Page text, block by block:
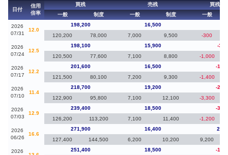
日付
信用
倍率
買残 売残
買残（
一般
制度 一般 制度 一般
2026
07/31
12.0
198,200 16,500
120,200
78,000 7,000 9,500 -300
2026
07/24
12.5
198,100 15,900
-
120,500
77,600 7,100 8,800 -1,000
2026
07/17
12.2
201,600 16,500
-
121,500
80,100 7,200 9,300 -1,400
2026
07/10
11.4
218,700 19,200
-
122,900
95,800 7,100 12,100 -3,300
2026
07/03
12.9
239,400 18,500
-
126,200
113,200 7,100 11,400 -1,200
2026
06/26
16.6
271,900 16,400
127,400
144,500 6,200 10,200 9,200
2026
251,400 18,500
-